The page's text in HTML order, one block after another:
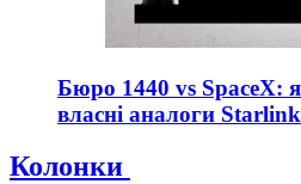
Бюро 1440 vs SpaceX:
власні аналоги Starlink
Колонки